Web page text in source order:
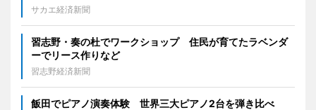
サカエ経済新聞
習志野・奏の杜でワークショップ 住民が育てたラベンダ
ーでリース作りなど
習志野経済新聞
飯田でピアノ演奏体験 世界三大ピアノ2台を弾き比べ